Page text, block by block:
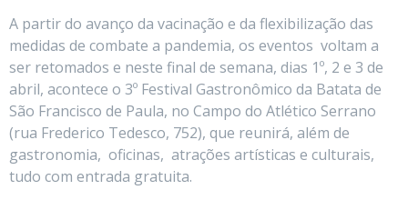
A partir do avanço da vacinação e da flexibilização das
medidas de combate a pandemia, os eventos voltam a
ser retomados e neste final de semana, dias 1º, 2 e 3 de
abril, acontece o 3º Festival Gastronômico da Batata de
São Francisco de Paula, no Campo do Atlético Serrano
(rua Frederico Tedesco, 752), que reunirá, além de
gastronomia, oficinas, atrações artísticas e culturais,
tudo com entrada gratuita.